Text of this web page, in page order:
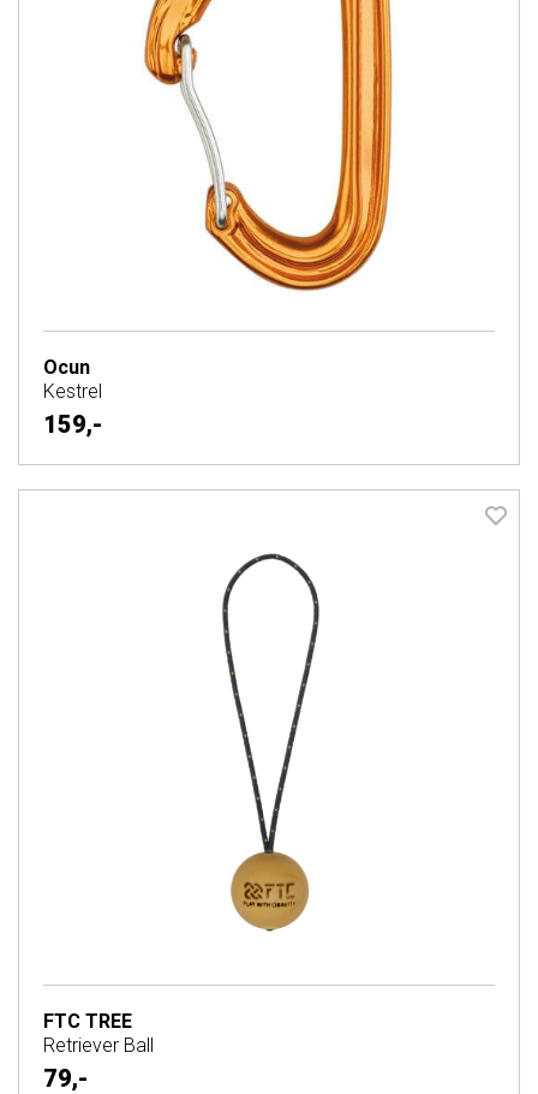
Ocun
Kestrel
159,-
FTC TREE
Retriever Ball
79,-